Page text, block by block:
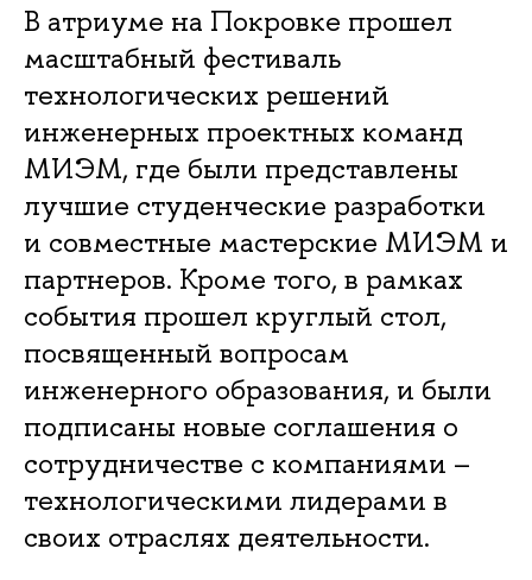
В атриуме на Покровке прошел
масштабный фестиваль
технологических решений
инженерных проектных команд
МИЭМ, где были представлены
лучшие студенческие разработки
и совместные мастерские МИЭМ и
партнеров. Кроме того, в рамках
события прошел круглый стол,
посвященный вопросам
инженерного образования, и были
подписаны новые соглашения о
сотрудничестве с компаниями –
технологическими лидерами в
своих отраслях деятельности.